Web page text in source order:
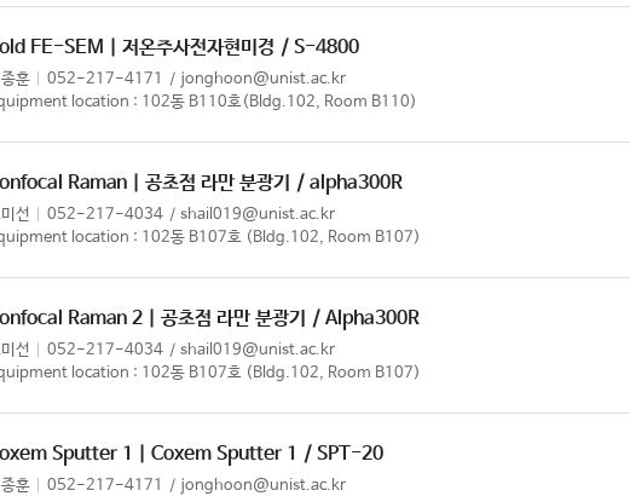
FE-SEM | 저온주사전자현미경 / S-4800
훈 052-217-4171
jonghoon@unist.ac.kr
location : 102동 B110호(Bldg.102, Room B110)
Raman | 공초점 라만 분광기 / alpha300R
선 052-217-4034
shail019@unist.ac.kr
location : 102동 B107호 (Bldg.102, Room B107)
Raman 2 | 공초점 라만 분광기 / Alpha300R
선 052-217-4034
shail019@unist.ac.kr
location : 102동 B107호 (Bldg.102, Room B107)
Sputter 1 | Coxem Sputter 1 / SPT-20
훈 052-217-4171
jonghoon@unist.ac.kr